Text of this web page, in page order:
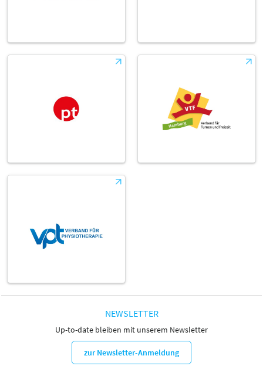
NEWSLETTER
Up-to-date bleiben mit unserem Newsletter
zur Newsletter-Anmeldung